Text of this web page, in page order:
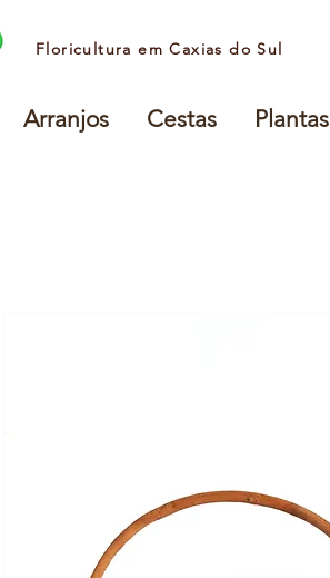
Floricultura em Caxias do Sul
Arranjos Cestas Plantas